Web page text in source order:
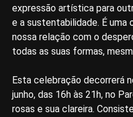
expressão artística para
e a sustentabilidade. É uma
nossa relação com o
todas as suas formas,
Esta celebração decorrerá
junho, das 16h às 21h, no
rosas e sua clareira.